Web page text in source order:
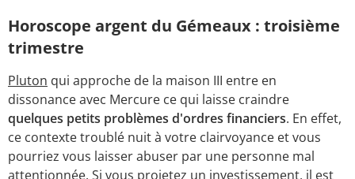
Horoscope argent du Gémeaux : troisième
trimestre
Pluton qui approche de la maison III entre en
dissonance avec Mercure ce qui laisse craindre
quelques petits problèmes d'ordres financiers. En effet,
ce contexte troublé nuit à votre clairvoyance et vous
pourriez vous laisser abuser par une personne mal
attentionnée. Si vous projetez un investissement, il est